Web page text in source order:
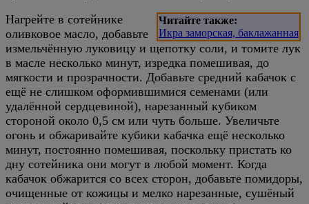
Читайте также:
Икра заморская, баклажанная
Нагрейте в сотейнике
оливковое масло, добавьте
измельчённую луковицу и щепотку соли, и томите лук
в масле несколько минут, изредка помешивая, до
мягкости и прозрачности. Добавьте средний кабачок с
ещё не слишком оформившимися семенами (или
удалённой сердцевиной), нарезанный кубиком
стороной около 0,5 см или чуть больше. Увеличьте
огонь и обжаривайте кубики кабачка ещё несколько
минут, постоянно помешивая, поскольку пристать ко
дну сотейника они могут в любой момент. Когда
кабачок обжарится со всех сторон, добавьте помидоры,
очищенные от кожицы и мелко нарезанные, сушёный